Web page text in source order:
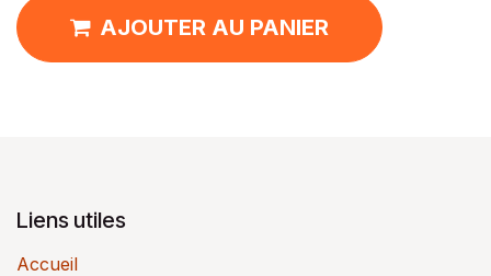
AJOUTER AU PANIER
Liens utiles
Accueil